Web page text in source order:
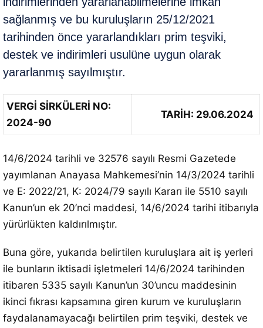
sağlanmış ve bu kuruluşların 25/12/2021
tarihinden önce yararlandıkları prim teşviki,
destek ve indirimleri usulüne uygun olarak
yararlanmış sayılmıştır.
VERGİ SİRKÜLERİ NO:
2024-90
TARİH: 29.06.2024
14/6/2024 tarihli ve 32576 sayılı Resmi Gazetede
yayımlanan Anayasa Mahkemesi’nin 14/3/2024 tarihli
ve E: 2022/21, K: 2024/79 sayılı Kararı ile 5510 sayılı
Kanun’un ek 20’nci maddesi, 14/6/2024 tarihi itibarıyla
yürürlükten kaldırılmıştır.
Buna göre, yukarıda belirtilen kuruluşlara ait iş yerleri
ile bunların iktisadi işletmeleri 14/6/2024 tarihinden
itibaren 5335 sayılı Kanun’un 30’uncu maddesinin
ikinci fıkrası kapsamına giren kurum ve kuruluşların
faydalanamayacağı belirtilen prim teşviki, destek ve